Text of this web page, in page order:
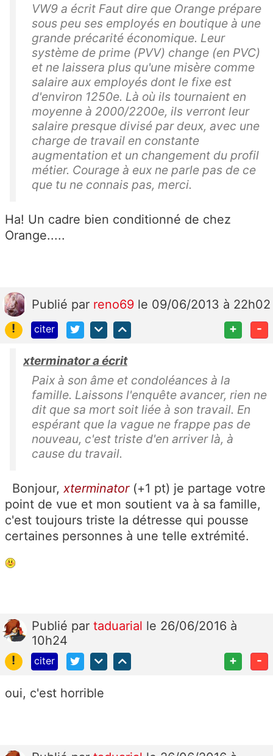
VW9 a écrit Faut dire que Orange prépare
sous peu ses employés en boutique à une
grande précarité économique. Leur
système de prime (PVV) change (en PVC)
et ne laissera plus qu'une misère comme
salaire aux employés dont le fixe est
d'environ 1250e. Là où ils tournaient en
moyenne à 2000/2200e, ils verront leur
salaire presque divisé par deux, avec une
charge de travail en constante
augmentation et un changement du profil
métier. Courage à eux ne parle pas de ce
que tu ne connais pas, merci.
Ha! Un cadre bien conditionné de chez
Orange.....
Publié par reno69 le 09/06/2013 à 22h02
!
citer + -
xterminator a écrit
Paix à son âme et condoléances à la
famille. Laissons l'enquête avancer, rien ne
dit que sa mort soit liée à son travail. En
espérant que la vague ne frappe pas de
nouveau, c'est triste d'en arriver là, à
cause du travail.
Bonjour, xterminator(+1 pt) je partage votre
point de vue et mon soutient va à sa famille,
c'est toujours triste la détresse qui pousse
certaines personnes à une telle extrémité.
Publié par taduarial le 26/06/2016 à
10h24
!
citer + -
oui, c'est horrible